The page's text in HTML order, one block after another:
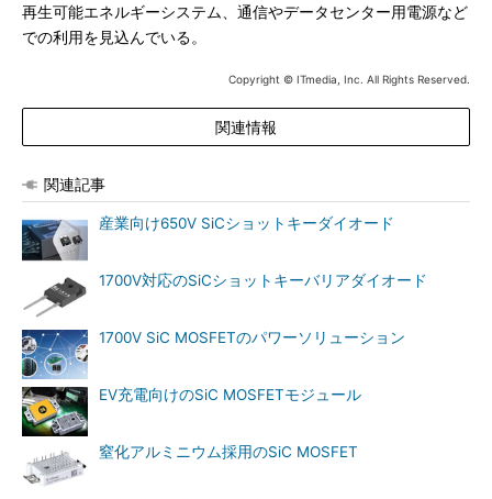
再生可能エネルギーシステム、通信やデータセンター用電源など
での利用を見込んでいる。
Copyright © ITmedia, Inc. All Rights Reserved.
関連情報
関連記事
産業向け650V SiCショットキーダイオード
1700V対応のSiCショットキーバリアダイオード
1700V SiC MOSFETのパワーソリューション
EV充電向けのSiC MOSFETモジュール
窒化アルミニウム採用のSiC MOSFET